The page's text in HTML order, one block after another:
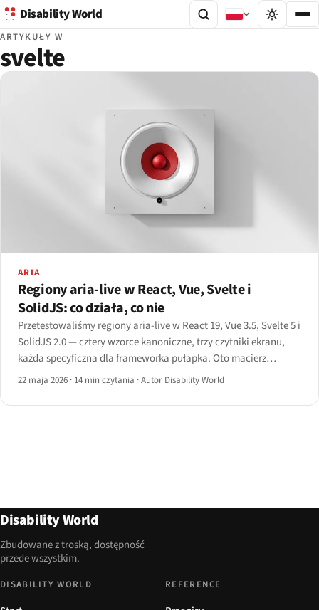
Disability World
ARTYKUŁY W
svelte
ARIA
Regiony aria-live w React, Vue, Svelte i
SolidJS: co działa, co nie
Przetestowaliśmy regiony aria-live w React 19, Vue 3.5, Svelte 5 i
SolidJS 2.0 — cztery wzorce kanoniczne, trzy czytniki ekranu,
każda specyficzna dla frameworka pułapka. Oto macierz
zachowań, kod dobry i zły oraz instrukcja postępowania.
22 maja 2026 · 14 min czytania ·Autor Disability World
Disability World
Zbudowane z troską, dostępność
przede wszystkim.
DISABILITY WORLD REFERENCE